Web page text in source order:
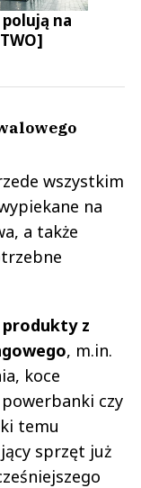
na
wszystkim
na
a także
produkty z
, m.in.
koce
czy
temu
sprzęt już